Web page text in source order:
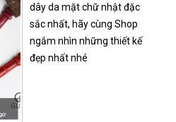
dây da mặt chữ nhật đặc
sắc nhất, hãy cùng Shop
ngắm nhìn những thiết kế
đẹp nhất nhé